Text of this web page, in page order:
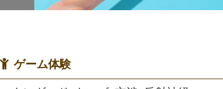
ゲーム体験